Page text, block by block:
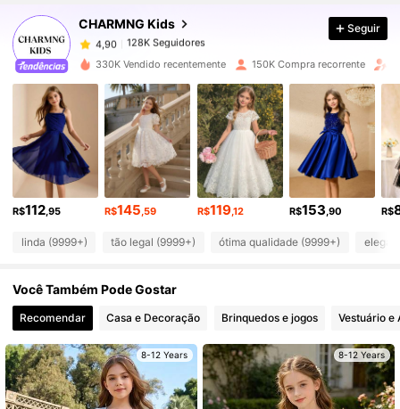
CHARMNG Kids
4,90
128K Seguidores
o***1
pago 1 dia atrás
4,90 128K Seguidores
4,90 128K Seguidores
4,90 128K Seguidores
128K Seguidores
4,90 128K Seguidores
Seguir
330K Vendido recentemente 150K Compra recorrente
R$112 ,95 R$145 ,59 R$119,12 R$153 ,90 R$
linda (9999+) tão legal (9999+) ótima qualidade (9999+)
Você Também Pode Gostar
Recomendar Casa e Decoração Brinquedos e jogos Vestuário e
8-12 Years 8-12 Years